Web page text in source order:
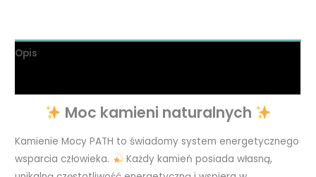
Opis
Moc kamieni naturalnych
Kamienie Mocy PATH to świadomy system energetycznego
wsparcia człowieka.
Każdy kamień posiada własną,